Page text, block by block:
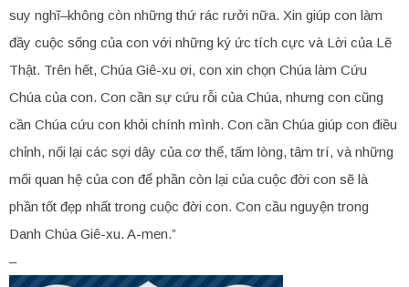
suy nghĩ–không còn những thứ rác rưởi nữa. Xin giúp con làm
đầy cuộc sống của con với những ký ức tích cực và Lời của Lẽ
Thật. Trên hết, Chúa Giê-xu ơi, con xin chọn Chúa làm Cứu
Chúa của con. Con cần sự cứu rỗi của Chúa, nhưng con cũng
cần Chúa cứu con khỏi chính mình. Con cần Chúa giúp con điều
chỉnh, nối lại các sợi dây của cơ thể, tấm lòng, tâm trí, và những
mối quan hệ của con để phần còn lại của cuộc đời con sẽ là
phần tốt đẹp nhất trong cuộc đời con. Con cầu nguyện trong
Danh Chúa Giê-xu. A-men.”
–